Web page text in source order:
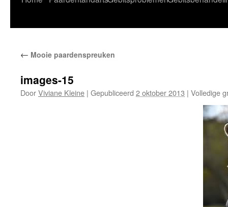
inhoud
← Mooie paardenspreuken
images-15
DoorViviane Kleine | Gepubliceerd 2 oktober 2013 | Volledige